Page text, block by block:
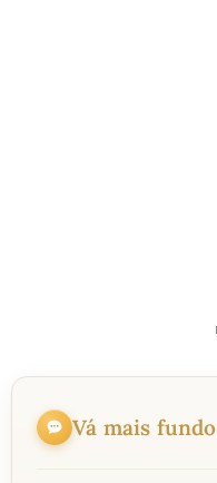
Vá mais fundo